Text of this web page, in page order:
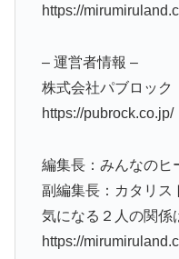
https://
– 運営者情報 –
株式会社パブロック
https://pubrock.co.jp/
編集長：みんなのヒ
副編集長：カタリス
気になる２人の関係
https://